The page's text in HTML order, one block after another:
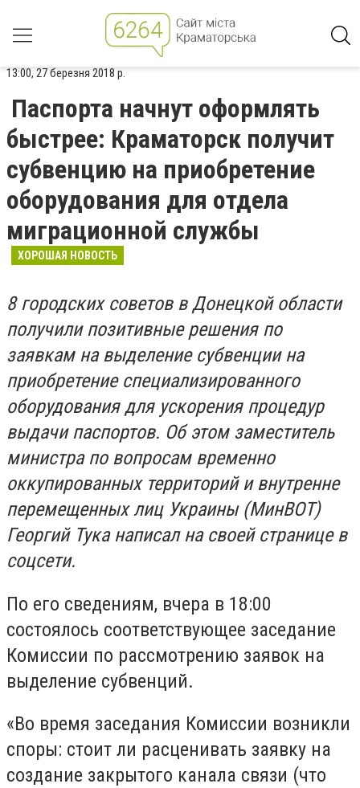
13:00, 27 березня 2018 р.
Паспорта начнут оформлять
быстрее: Краматорск получит
субвенцию на приобретение
оборудования для отдела
миграционной службы
ХОРОШАЯ НОВОСТЬ
8 городских советов в Донецкой области
получили позитивные решения по
заявкам на выделение субвенции на
приобретение специализированного
оборудования для ускорения процедур
выдачи паспортов. Об этом заместитель
министра по вопросам временно
оккупированных территорий и внутренне
перемещенных лиц Украины (МинВОТ)
Георгий Тука написал на своей странице в
соцсети.
По его сведениям, вчера в 18:00
состоялось соответствующее заседание
Комиссии по рассмотрению заявок на
выделение субвенций.
«Во время заседания Комиссии возникли
споры: стоит ли расценивать заявку на
создание закрытого канала связи (что